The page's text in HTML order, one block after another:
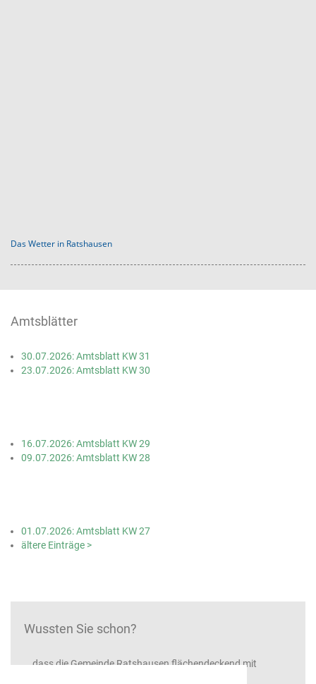
Das Wetter in Ratshausen
Amtsblätter
30.07.2026: Amtsblatt KW 31
23.07.2026: Amtsblatt KW 30
16.07.2026: Amtsblatt KW 29
09.07.2026: Amtsblatt KW 28
01.07.2026: Amtsblatt KW 27
ältere Einträge >
Wussten Sie schon?
...dass die Gemeinde Ratshausen flächendeckend mit